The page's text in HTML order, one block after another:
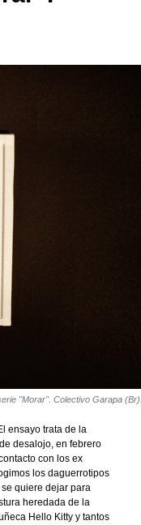
"Morar". Colectivo Garapa (Br).
ensayo trata de la
desalojo, en febrero
con los ex
los daguerrotipos
quiere dejar para
heredada de la
Hello Kitty y tantos